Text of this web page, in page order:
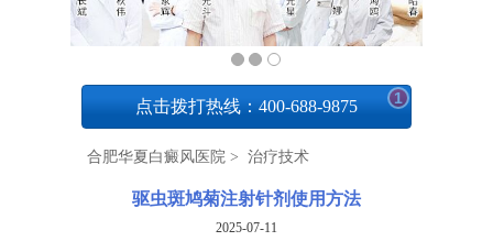
点击拨打热线：400-688-9875 1
合肥华夏白癜风医院 > 治疗技术
驱虫斑鸠菊注射针剂使用方法
2025-07-11